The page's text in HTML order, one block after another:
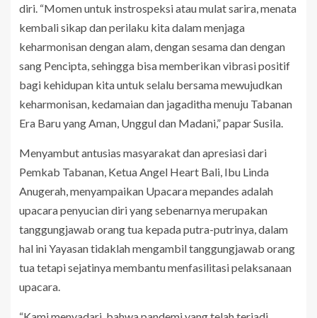
diri. “Momen untuk instrospeksi atau mulat sarira, menata
kembali sikap dan perilaku kita dalam menjaga
keharmonisan dengan alam, dengan sesama dan dengan
sang Pencipta, sehingga bisa memberikan vibrasi positif
bagi kehidupan kita untuk selalu bersama mewujudkan
keharmonisan, kedamaian dan jagaditha menuju Tabanan
Era Baru yang Aman, Unggul dan Madani,” papar Susila.
Menyambut antusias masyarakat dan apresiasi dari
Pemkab Tabanan, Ketua Angel Heart Bali, Ibu Linda
Anugerah, menyampaikan Upacara mepandes adalah
upacara penyucian diri yang sebenarnya merupakan
tanggungjawab orang tua kepada putra-putrinya, dalam
hal ini Yayasan tidaklah mengambil tanggungjawab orang
tua tetapi sejatinya membantu menfasilitasi pelaksanaan
upacara.